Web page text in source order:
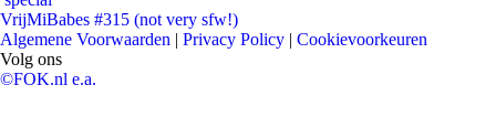
VrijMiBabes #315 (not very sfw!)
Algemene Voorwaarden | Privacy Policy | Cookievoorkeuren
Volg ons
©FOK.nl e.a.